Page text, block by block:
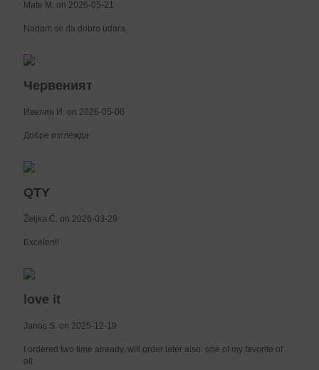
Mate M. on 2026-05-21
Nadam se da dobro udara
Червеният
Ивелин И. on 2026-05-06
Добре изглежда
QTY
Željka Ć. on 2026-03-29
Excelent!
love it
Janos S. on 2025-12-19
I ordered two time already, will order later also. one of my favorite of
all.